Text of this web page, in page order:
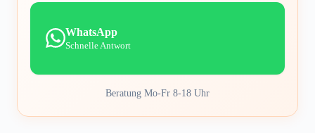
WhatsApp
Schnelle Antwort
Beratung Mo-Fr 8-18 Uhr